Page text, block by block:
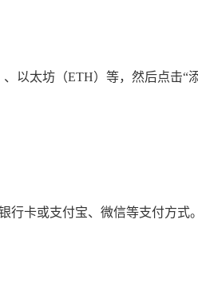
以太坊（ETH）等，然后点击“添
卡或支付宝、微信等支付方式。